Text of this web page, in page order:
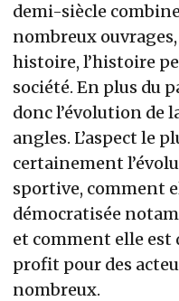
demi-siècle
nombreux
histoire, l’histoire
société. En plus du
donc l’évolution de
angles. L’aspect le
certainement
sportive, comment
démocratisée
et comment elle est
profit pour des
nombreux.